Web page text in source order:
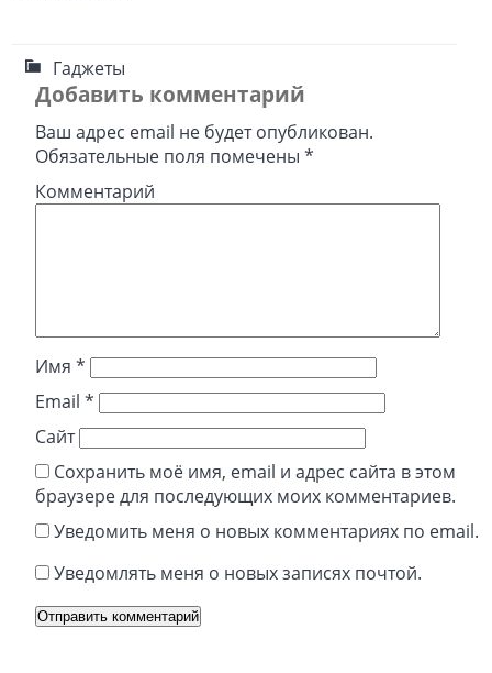
Гаджеты
Добавить комментарий
Ваш адрес email не будет опубликован.
Обязательные поля помечены*
Комментарий
Имя*
Email*
Сайт
Сохранить моё имя, email и адрес сайта в этом
браузере для последующих моих комментариев.
Уведомить меня о новых комментариях по email.
Уведомлять меня о новых записях почтой.